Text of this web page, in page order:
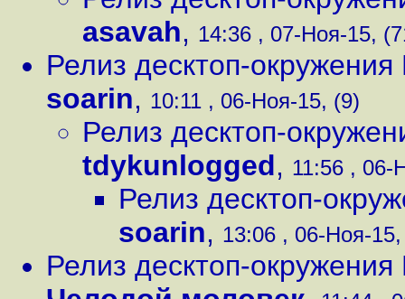
asavah, 14:36 , 07-Ноя-15,
Релиз десктоп-
soarin, 10:11 , 06-Ноя-15, (9)
Релиз десктоп-
tdykunlogged, 11:56 , 06-
Релиз десктоп-
soarin, 13:06 , 06-Ноя-
Релиз десктоп-